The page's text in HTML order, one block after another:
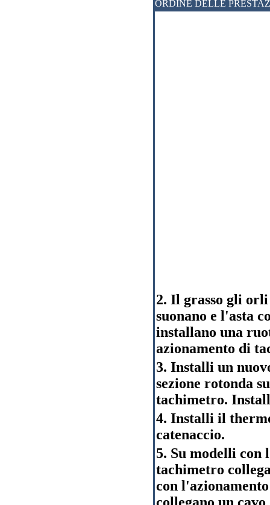
ORDINE DELLE
2. Il grasso gli
suonano e l'asta
installano una
azionamento di
3. Installi un
sezione rotonda
tachimetro.
4. Installi il
catenaccio.
5. Su modelli
tachimetro
con